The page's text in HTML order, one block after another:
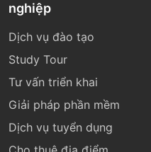
nghiệp
Dịch vụ đào tạo
Study Tour
Tư vấn triển khai
Giải pháp phần mềm
Dịch vụ tuyển dụng